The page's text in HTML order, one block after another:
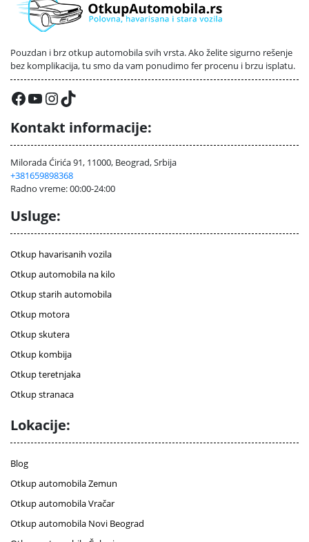
Pouzdan i brz otkup automobila svih vrsta. Ako želite sigurno rešenje
bez komplikacija, tu smo da vam ponudimo fer procenu i brzu isplatu.
Facebook
YouTube
Instagram
TikTok
Kontakt informacije:
Milorada Ćirića 91, 11000, Beograd, Srbija
+381659898368
Radno vreme: 00:00-24:00
Usluge:
Otkup havarisanih vozila
Otkup automobila na kilo
Otkup starih automobila
Otkup motora
Otkup skutera
Otkup kombija
Otkup teretnjaka
Otkup stranaca
Lokacije:
Blog
Otkup automobila Zemun
Otkup automobila Vračar
Otkup automobila Novi Beograd